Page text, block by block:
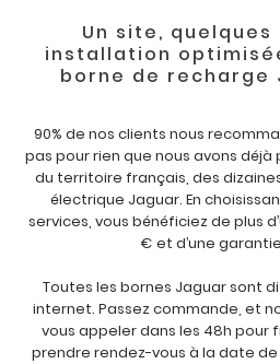
Un site,
installation
borne de recharge
90% de nos clients nous
pas pour rien que nous avons déjà
du territoire français, des
électrique Jaguar. En
services, vous bénéficiez de plus
€ et d’une
Toutes les bornes Jaguar sont
internet. Passez commande, et
vous appeler dans les 48h pour
prendre rendez-vous à la date